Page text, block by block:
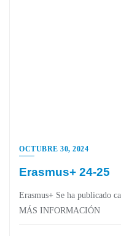
OCTUBRE 30, 2024
Erasmus+ 24-25
Erasmus+ Se ha publicado
MÁS INFORMACIÓN